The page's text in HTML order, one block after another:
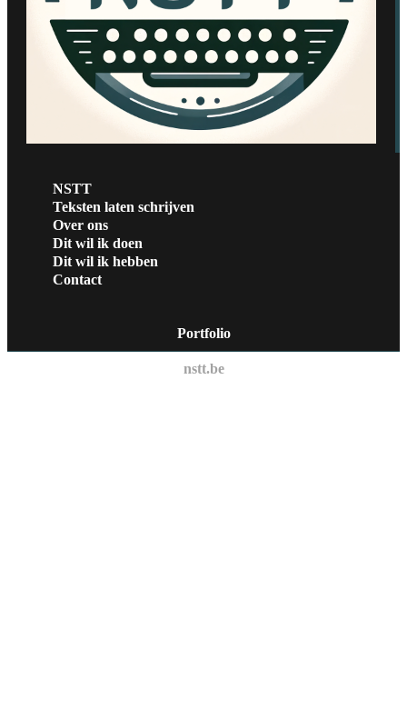
NSTT
Teksten laten schrijven
Over ons
Dit wil ik doen
Dit wil ik hebben
Contact
Portfolio
nstt.be